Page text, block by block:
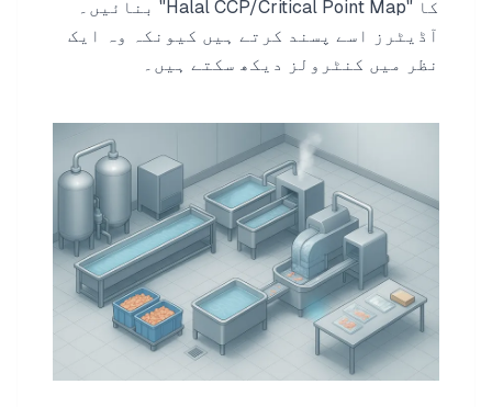
کا "Halal CCP/Critical Point Map" بنائیں۔
آڈیٹرز اسے پسند کرتے ہیں کیونکہ وہ ایک
نظر میں کنٹرولز دیکھ سکتے ہیں۔